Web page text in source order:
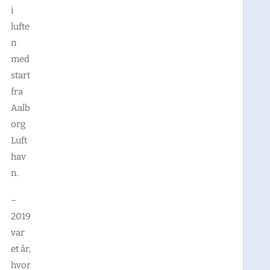
i
lufte
n
med
start
fra
Aalb
org
Luft
hav
n.
–
2019
var
et år,
hvor